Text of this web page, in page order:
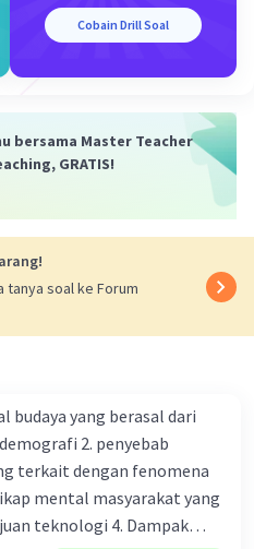
Cobain Drill Soal
bersama Master Teacher
GRATIS!
tanya soal ke Forum
budaya yang berasal dari
2. penyebab
terkait dengan fenomena
mental masyarakat yang
teknologi 4. Dampak